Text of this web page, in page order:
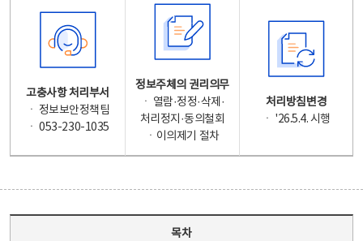
고충사항 처리부서
ㆍ 정보보안정책팀
ㆍ 053-230-1035
정보주체의 권리의무
ㆍ 열람·정정·삭제·
처리정지·동의철회
ㆍ이의제기 절차
처리방침변경
ㆍ '26.5.4. 시행
목차